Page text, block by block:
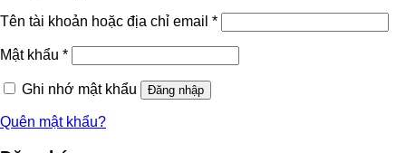
Tên tài khoản hoặc địa chỉ email *
Mật khẩu *
Ghi nhớ mật khẩu Đăng nhập
Quên mật khẩu?